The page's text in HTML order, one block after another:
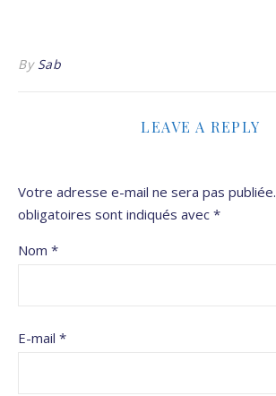
By Sab
LEAVE A REPLY
Votre adresse e-mail ne sera pas publiée.
obligatoires sont indiqués avec *
Nom *
E-mail *